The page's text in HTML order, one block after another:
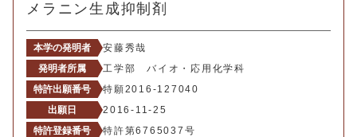
メラニン生成抑制剤
本学の発明者
安藤秀哉
発明者所属
工学部 バイオ・応用化学科
特許出願番号
特願2016-127040
出願日
2016-11-25
特許登録番号
特許第6765037号